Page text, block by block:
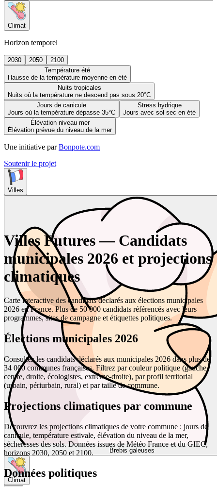
Climat
Horizon temporel
2030 2050
2100
Température été
Hausse de la température moyenne en été
Nuits tropicales
Nuits où la température ne descend pas sous 20°C
Jours de canicule
Jours où la température dépasse 35°C
Stress hydrique
Jours avec sol sec en été
Élévation niveau mer
Élévation prévue du niveau de la mer
Une initiative par Bonpote.com
Soutenir le projet
Villes
Brebis galeuses
Climat
Villes Futures — Candidats
municipales 2026 et projections
climatiques
Carte interactive des candidats déclarés aux élections municipales
2026 en France. Plus de 50 000 candidats référencés avec leurs
programmes, sites de campagne et étiquettes politiques.
Élections municipales 2026
Consultez les candidats déclarés aux municipales 2026 dans plus de
34 000 communes françaises. Filtrez par couleur politique (gauche,
centre, droite, écologistes, extrême-droite), par profil territorial
(urbain, périurbain, rural) et par taille de commune.
Projections climatiques par commune
Découvrez les projections climatiques de votre commune : jours de
canicule, température estivale, élévation du niveau de la mer,
sécheresses des sols. Données issues de Météo France et du GIEC,
horizons 2030, 2050 et 2100.
Données politiques